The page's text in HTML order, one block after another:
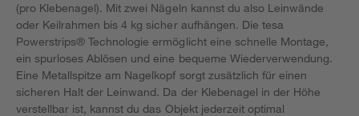
(pro Klebenagel). Mit zwei Nägeln kannst du also Leinwände
oder Keilrahmen bis 4 kg sicher aufhängen. Die tesa
Powerstrips® Technologie ermöglicht eine schnelle Montage,
ein spurloses Ablösen und eine bequeme Wiederverwendung.
Eine Metallspitze am Nagelkopf sorgt zusätzlich für einen
sicheren Halt der Leinwand. Da der Klebenagel in der Höhe
verstellbar ist, kannst du das Objekt jederzeit optimal